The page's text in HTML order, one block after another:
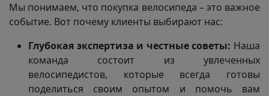
Мы понимаем, что покупка велосипеда – это важное
событие. Вот почему клиенты выбирают нас:
Глубокая экспертиза и честные советы: Наша
команда состоит из увлеченных
велосипедистов, которые всегда готовы
поделиться своим опытом и помочь вам